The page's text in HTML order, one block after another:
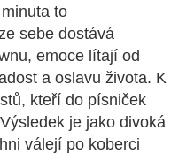
to
sebe dostává
emoce lítají od
a oslavu života. K
kteří do písniček
je jako divoká
válejí po koberci